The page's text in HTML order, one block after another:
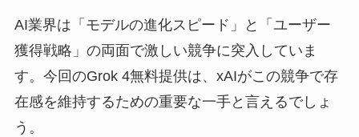
AI業界は「モデルの進化スピード」と「ユーザー
獲得戦略」の両面で激しい競争に突入していま
す。今回のGrok 4無料提供は、xAIがこの競争で存
在感を維持するための重要な一手と言えるでしょ
う。